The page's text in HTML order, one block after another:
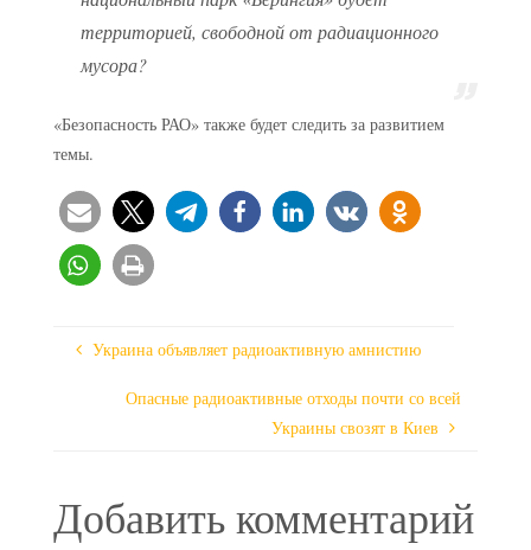
территорией, свободной от радиационного
мусора?
«Безопасность РАО» также будет следить за развитием
темы.
Украина объявляет радиоактивную амнистию
Опасные радиоактивные отходы почти со всей
Украины свозят в Киев
Добавить комментарий